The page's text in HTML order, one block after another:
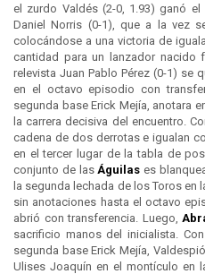
el zurdo Valdés (2-0, 1.93) ganó
Daniel Norris (0-1), que a la vez
colocándose a una victoria de
cantidad para un lanzador nacido
relevista Juan Pablo Pérez (0-1) se
en el octavo episodio con
segunda base Erick Mejía, anotara
la carrera decisiva del encuentro.
cadena de dos derrotas e igualan
en el tercer lugar de la tabla de
conjunto de las Águilas es
la segunda lechada de los Toros en
sin anotaciones hasta el octavo
abrió con transferencia. Luego,
sacrificio manos del inicialista.
segunda base Erick Mejía,
Ulises Joaquín en el montículo en